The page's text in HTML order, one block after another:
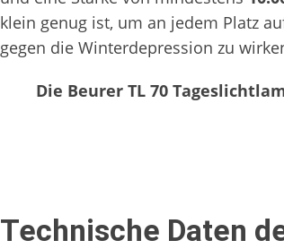
klein genug ist, um an jedem Platz
gegen die Winterdepression zu
Die Beurer TL 70
Technische Daten